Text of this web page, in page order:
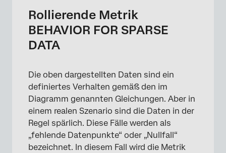
Rollierende Metrik
BEHAVIOR FOR SPARSE
DATA
Die oben dargestellten Daten sind ein
definiertes Verhalten gemäß den im
Diagramm genannten Gleichungen. Aber in
einem realen Szenario sind die Daten in der
Regel spärlich. Diese Fälle werden als
„fehlende Datenpunkte“ oder „Nullfall“
bezeichnet. In diesem Fall wird die Metrik